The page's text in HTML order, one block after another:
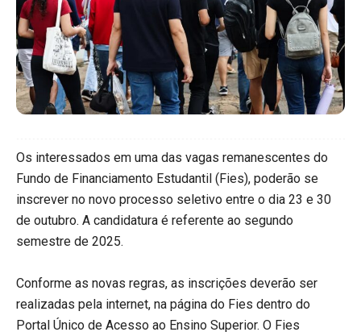
Os interessados em uma das vagas remanescentes do
Fundo de Financiamento Estudantil (Fies), poderão se
inscrever no novo processo seletivo entre o dia 23 e 30
de outubro. A candidatura é referente ao segundo
semestre de 2025.
Conforme as novas regras, as inscrições deverão ser
realizadas pela internet, na página do Fies dentro do
Portal Único de Acesso ao Ensino Superior. O Fies